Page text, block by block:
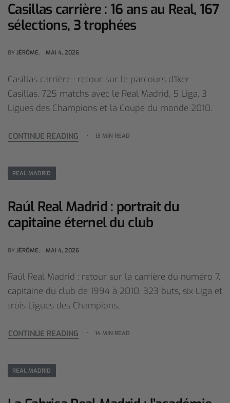
Casillas carrière : 16 ans au Real, 167
sélections, 3 trophées
BY JÉRÔME MAI 4, 2026
Casillas carrière : retour sur le parcours d’Iker
Casillas, 725 matchs avec le Real Madrid, 5 Liga, 3
Ligues des Champions et la Coupe du monde 2010.
CONTINUE READING 13 MIN READ
REAL MADRID
Raúl Real Madrid : portrait du
capitaine éternel du club
BY JÉRÔME MAI 4, 2026
Raúl Real Madrid : retour sur la carrière du numéro 7,
capitaine du club de 1994 à 2010, 323 buts, six Liga et
trois Ligues des Champions.
CONTINUE READING 14 MIN READ
REAL MADRID